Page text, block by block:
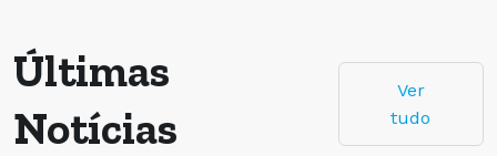
Últimas
Notícias
Ver
tudo